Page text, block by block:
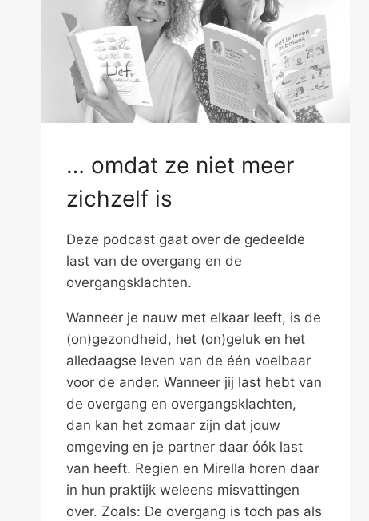
… omdat ze niet meer
zichzelf is
Deze podcast gaat over de gedeelde
last van de overgang en de
overgangsklachten.
Wanneer je nauw met elkaar leeft, is de
(on)gezondheid, het (on)geluk en het
alledaagse leven van de één voelbaar
voor de ander. Wanneer jij last hebt van
de overgang en overgangsklachten,
dan kan het zomaar zijn dat jouw
omgeving en je partner daar óók last
van heeft. Regien en Mirella horen daar
in hun praktijk weleens misvattingen
over. Zoals: De overgang is toch pas als